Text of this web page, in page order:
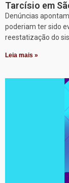
Tarcísio em
Denúncias
poderiam ter sido
reestatização do
Leia mais »